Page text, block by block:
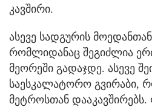
კავშირი.
ასევე სადგურის
რომლიდანაც შეგიძლია
მეორეში გადაჯდე. ასევე
საესკალატორო გვირაბი,
მეტროსთან დააკავშირებს.